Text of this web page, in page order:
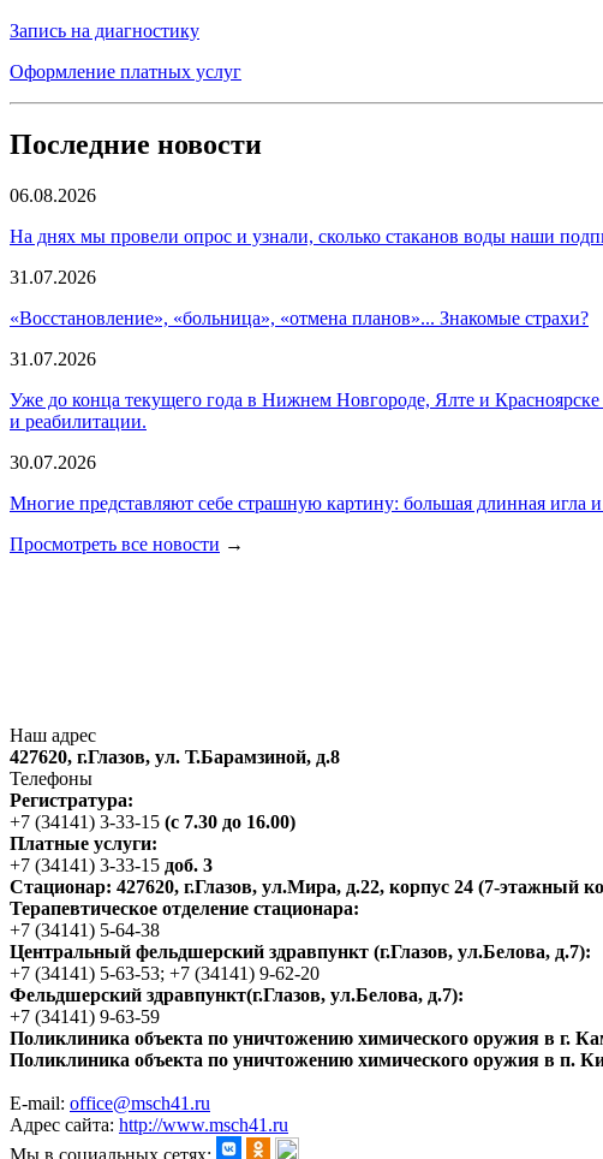
Запись на диагностику
Оформление платных услуг
Последние новости
06.08.2026
На днях мы провели опрос и узнали, сколько стаканов воды наши
31.07.2026
«Восстановление», «больница», «отмена планов»... Знакомые страхи?
31.07.2026
Уже до конца текущего года в Нижнем Новгороде, Ялте и
и реабилитации.
30.07.2026
Многие представляют себе страшную картину: большая длинная игла
Просмотреть все новости →
Наш адрес
427620, г.Глазов, ул. Т.Барамзиной, д.8
Телефоны
Регистратура:
+7 (34141) 3-33-15 (с 7.30 до 16.00)
Платные услуги:
+7 (34141) 3-33-15 доб. 3
Стационар: 427620, г.Глазов, ул.Мира, д.22, корпус 24 (7-этажный
Терапевтическое отделение стационара:
+7 (34141) 5-64-38
Центральный фельдшерский здравпункт (г.Глазов, ул.Белова, д.7):
+7 (34141) 5-63-53; +7 (34141) 9-62-20
Фельдшерский здравпункт(г.Глазов, ул.Белова, д.7):
+7 (34141) 9-63-59
Поликлиника объекта по уничтожению химического оружия в г.
Поликлиника объекта по уничтожению химического оружия в п.
E-mail: office@msch41.ru
Адрес сайта: http://www.msch41.ru
Мы в социальных сетях: